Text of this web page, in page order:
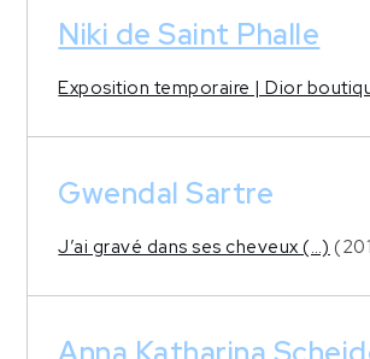
Niki de Saint Phalle
Exposition temporaire | Dior
Gwendal Sartre
J’ai gravé dans ses cheveux (…)